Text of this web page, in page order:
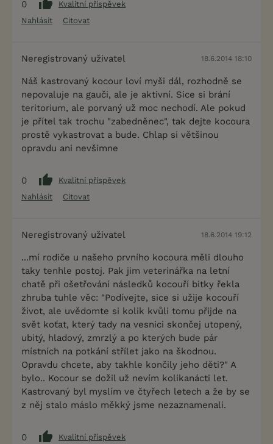
0
Kvalitní příspěvek
Nahlásit
Citovat
Neregistrovaný uživatel 18.6.2014 18:10
Náš kastrovaný kocour loví myši dál, rozhodně se
nepovaluje na gauči, ale je aktivní. Sice si brání
teritorium, ale porvaný už moc nechodí. Ale pokud
je přítel tak trochu "zabedněnec", tak dejte kocoura
prostě vykastrovat a bude. Chlap si většinou
opravdu ani nevšimne
0
Kvalitní příspěvek
Nahlásit
Citovat
Neregistrovaný uživatel 18.6.2014 19:12
...mí rodiče u našeho prvního kocoura měli dlouho
taky tenhle postoj. Pak jim veterinářka na letní
chatě při ošetřování následků kocouří bitky řekla
zhruba tuhle věc: "Podívejte, sice si užije kocouří
život, ale uvědomte si kolik kvůli tomu přijde na
svět koťat, který tady na vesnici skončej utopený,
ubitý, hladový, zmrzlý a po kterých bude pár
místních na potkání střílet jako na škodnou.
Opravdu chcete, aby takhle končily jeho děti?" A
bylo.. Kocour se dožil už nevím kolikanácti let.
Kastrovaný byl myslím ve čtyřech letech a že by se
z něj stalo máslo měkký jsme nezaznamenali.
0
Kvalitní příspěvek